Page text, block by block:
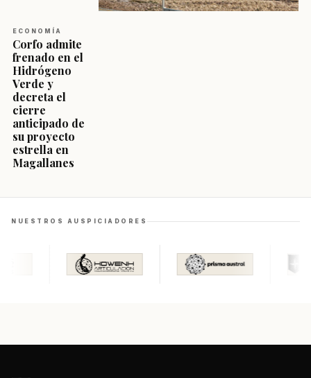
ECONOMÍA
Corfo admite
frenado en el
Hidrógeno
Verde y
decreta el
cierre
anticipado de
su proyecto
estrella en
Magallanes
NUESTROS AUSPICIADORES